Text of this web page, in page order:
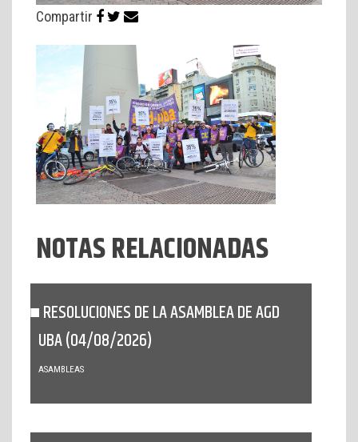
Compartir
NOTAS RELACIONADAS
RESOLUCIONES DE LA ASAMBLEA DE AGD
UBA (04/08/2026)
ASAMBLEAS